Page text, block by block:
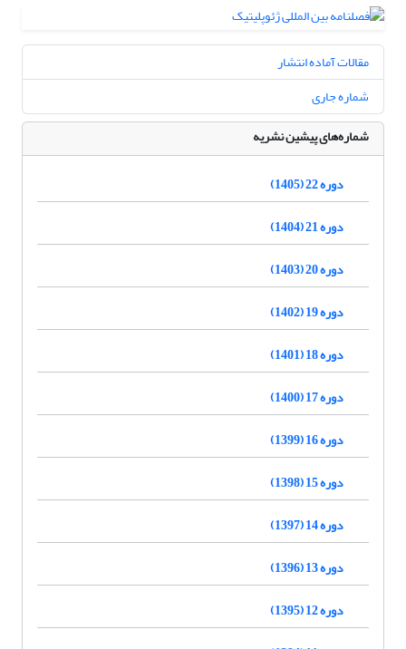
مقالات آماده انتشار
شماره جاری
شماره‌های پیشین نشریه
دوره 22 (1405)
دوره 21 (1404)
دوره 20 (1403)
دوره 19 (1402)
دوره 18 (1401)
دوره 17 (1400)
دوره 16 (1399)
دوره 15 (1398)
دوره 14 (1397)
دوره 13 (1396)
دوره 12 (1395)